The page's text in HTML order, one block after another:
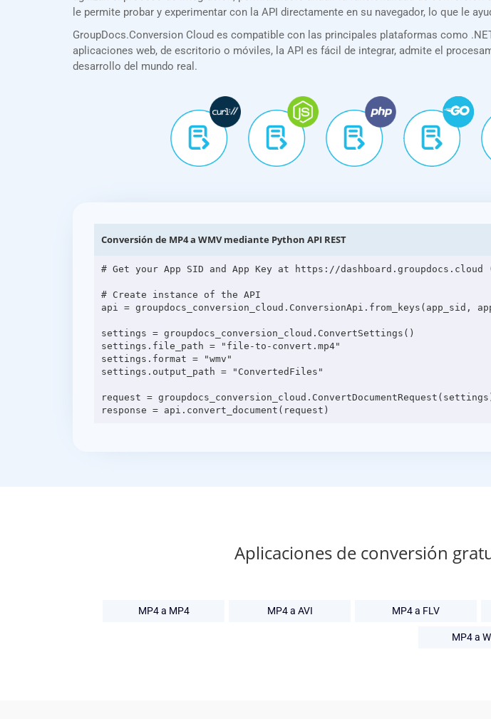
le permite probar y experimentar con la API directamente en su navegador, lo que le
GroupDocs.Conversion Cloud es compatible con las principales plataformas como
aplicaciones web, de escritorio o móviles, la API es fácil de integrar, admite el
desarrollo del mundo real.
Conversión de MP4 a WMV mediante Python API REST
# Get your App SID and App Key at https://
# Create instance of the API
api = groupdocs_conversion_cloud.ConversionApi.from_keys(app_sid,
settings = groupdocs_conversion_cloud.ConvertSettings()
settings.file_path = "file-to-convert.mp4"
settings.format = "wmv"
settings.output_path = "ConvertedFiles"
request =
Aplicaciones de conversión
MP4 a MP4 MP4 a AVI MP4 a FLV
MP4 a